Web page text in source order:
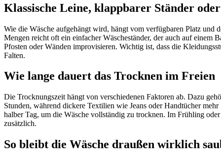
Klassische Leine, klappbarer Ständer
Wie die Wäsche aufgehängt wird, hängt vom verfügbaren Platz und
Mengen reicht oft ein einfacher Wäscheständer, der auch auf
Pfosten oder Wänden improvisieren. Wichtig ist, dass die
Falten.
Wie lange dauert das Trocknen im Freien
Die Trocknungszeit hängt von verschiedenen Faktoren ab. Dazu
Stunden, während dickere Textilien wie Jeans oder Handtücher
halber Tag, um die Wäsche vollständig zu trocknen. Im Frühling
zusätzlich.
So bleibt die Wäsche draußen wirklich